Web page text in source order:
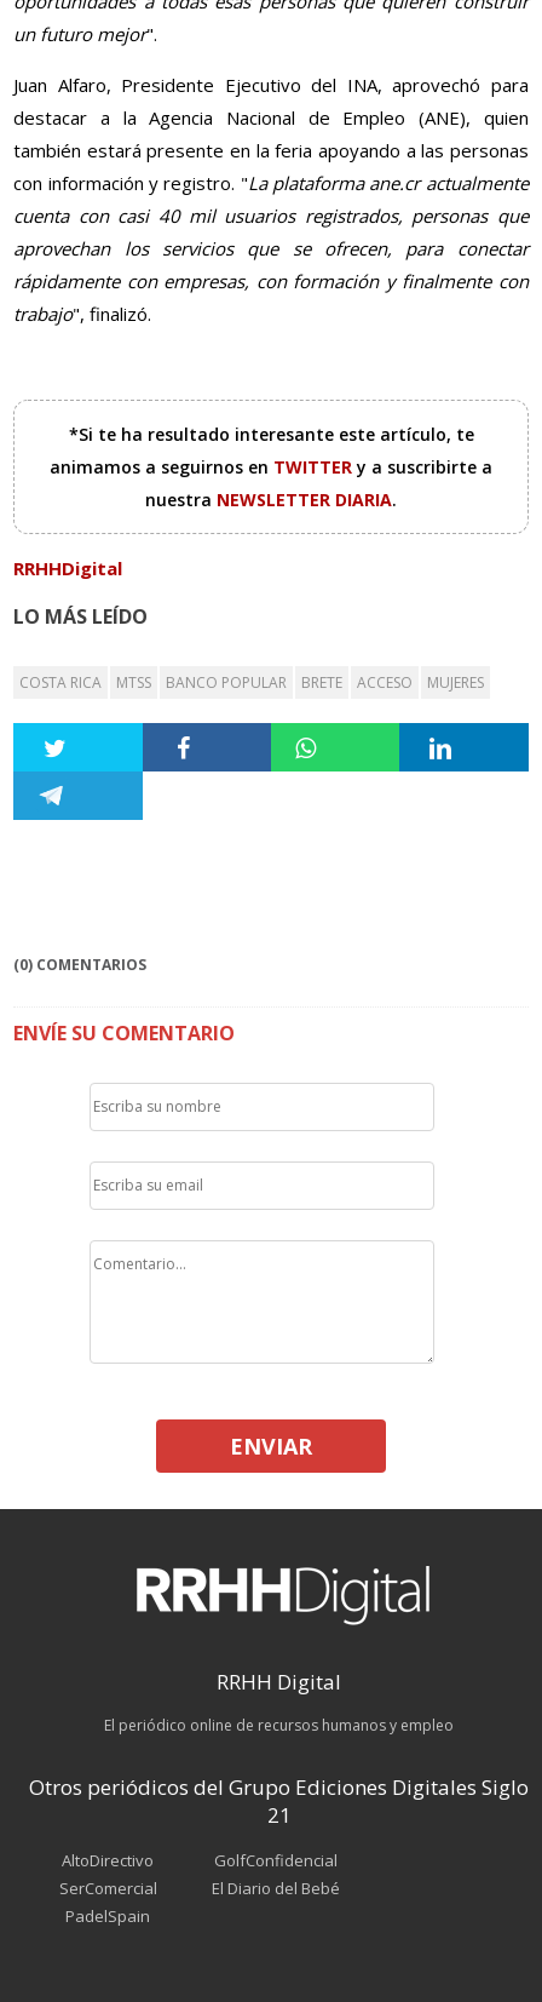
un futuro mejor".
Juan Alfaro, Presidente Ejecutivo del INA, aprovechó para
destacar a la Agencia Nacional de Empleo (ANE), quien
también estará presente en la feria apoyando a las personas
con información y registro. "La plataforma ane.cr actualmente
cuenta con casi 40 mil usuarios registrados, personas que
aprovechan los servicios que se ofrecen, para conectar
rápidamente con empresas, con formación y finalmente con
trabajo", finalizó.
*Si te ha resultado interesante este artículo, te
animamos a seguirnos en TWITTERy a suscribirte a
nuestra NEWSLETTER DIARIA.
RRHHDigital
LO MÁS LEÍDO
COSTA RICA MTSS BANCO POPULAR BRETE ACCESO MUJERES
(0) COMENTARIOS
ENVÍE SU COMENTARIO
ENVIAR
RRHH Digital
El periódico online de recursos humanos y empleo
Otros periódicos del Grupo Ediciones Digitales Siglo
21
AltoDirectivo
SerComercial
PadelSpain
GolfConfidencial
El Diario del Bebé